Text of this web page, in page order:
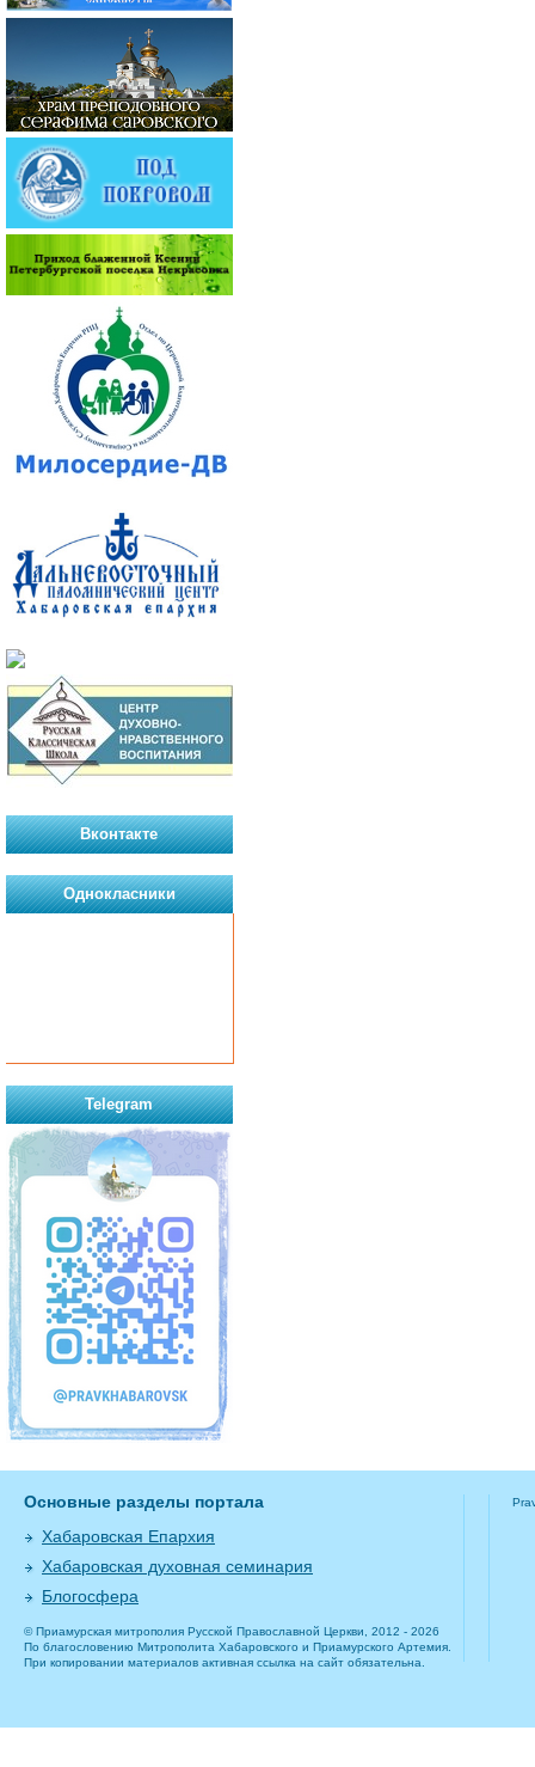
Вконтакте
Однокласники
Telegram
Основные разделы портала
Хабаровская Епархия
Хабаровская духовная семинария
Блогосфера
© Приамурская митрополия Русской Православной Церкви, 2012 - 2026
По благословению Митрополита Хабаровского и Приамурского Артемия.
При копировании материалов активная ссылка на сайт обязательна.